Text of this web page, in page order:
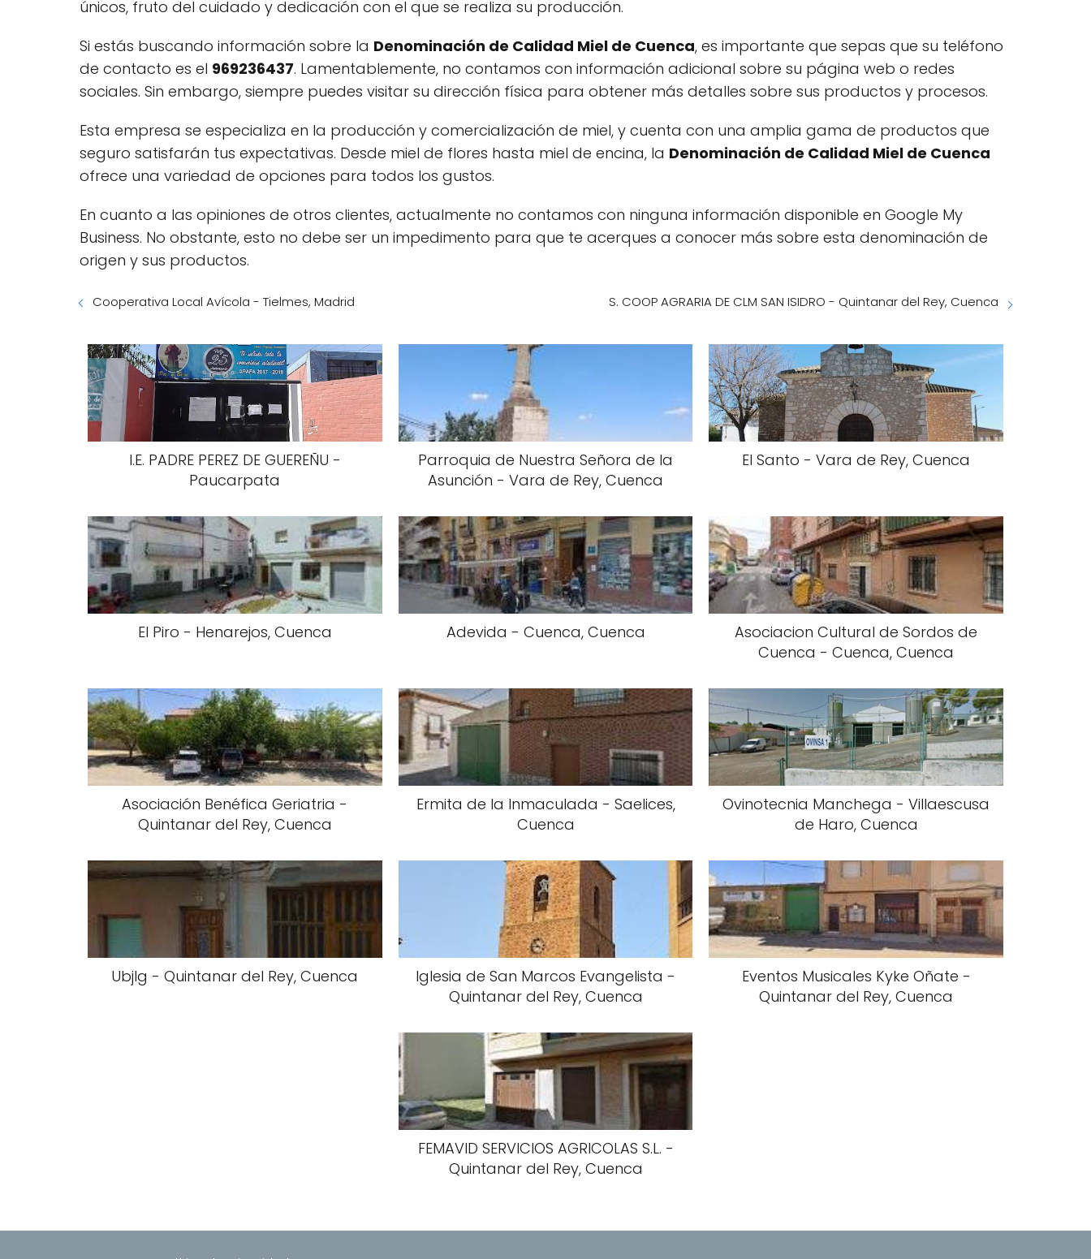
únicos, fruto del cuidado y dedicación con el que se realiza su producción.
Si estás buscando información sobre la Denominación de Calidad Miel de Cuenca, es importante que sepas que su teléfono
de contacto es el 969236437. Lamentablemente, no contamos con información adicional sobre su página web o redes
sociales. Sin embargo, siempre puedes visitar su dirección física para obtener más detalles sobre sus productos y procesos.
Esta empresa se especializa en la producción y comercialización de miel, y cuenta con una amplia gama de productos que
seguro satisfarán tus expectativas. Desde miel de flores hasta miel de encina, la Denominación de Calidad Miel de Cuenca
ofrece una variedad de opciones para todos los gustos.
En cuanto a las opiniones de otros clientes, actualmente no contamos con ninguna información disponible en Google My
Business. No obstante, esto no debe ser un impedimento para que te acerques a conocer más sobre esta denominación de
origen y sus productos.
Cooperativa Local Avícola - Tielmes, Madrid S. COOP AGRARIA DE CLM SAN ISIDRO - Quintanar del Rey, Cuenca
I.E. PADRE PEREZ DE GUEREÑU -
Paucarpata
Parroquia de Nuestra Señora de la
Asunción - Vara de Rey, Cuenca
El Santo - Vara de Rey, Cuenca
El Piro - Henarejos, Cuenca Adevida - Cuenca, Cuenca
Asociacion Cultural de Sordos de
Cuenca - Cuenca, Cuenca
Asociación Benéfica Geriatria -
Quintanar del Rey, Cuenca
Ermita de la Inmaculada - Saelices,
Cuenca
Ovinotecnia Manchega - Villaescusa
de Haro, Cuenca
Ubjlg - Quintanar del Rey, Cuenca
Iglesia de San Marcos Evangelista -
Quintanar del Rey, Cuenca
Eventos Musicales Kyke Oñate -
Quintanar del Rey, Cuenca
FEMAVID SERVICIOS AGRICOLAS S.L. -
Quintanar del Rey, Cuenca